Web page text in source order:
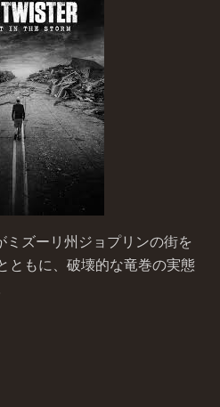
ズーリ州ジョプリンの街を
ともに、破壊的な竜巻の実態